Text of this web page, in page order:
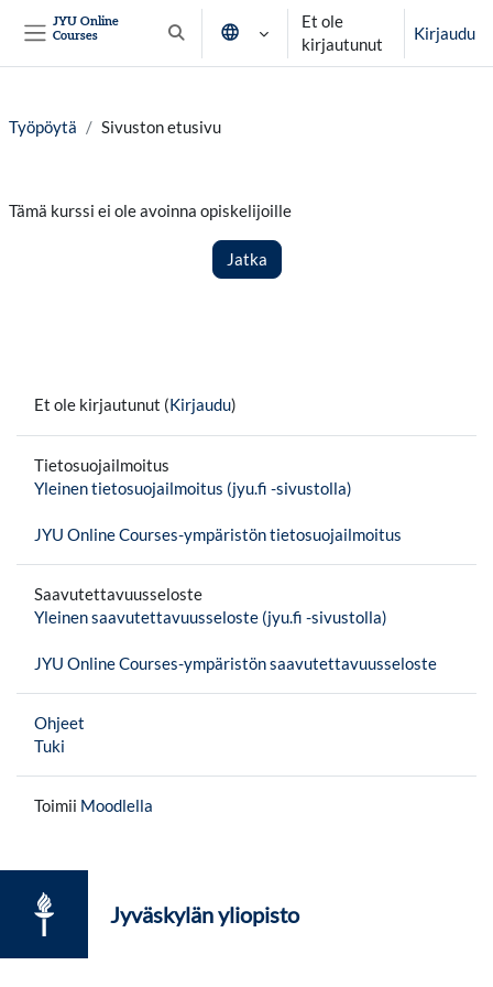
JYU Online
Courses
Vaihda hakusyöttöä
Et ole
kirjautunut
Kirjaudu
Työpöytä Sivuston etusivu
Tämä kurssi ei ole avoinna opiskelijoille
Jatka
Et ole kirjautunut (Kirjaudu)
Tietosuojailmoitus
Yleinen tietosuojailmoitus (jyu.fi -sivustolla)
JYU Online Courses-ympäristön tietosuojailmoitus
Saavutettavuusseloste
Yleinen saavutettavuusseloste (jyu.fi -sivustolla)
JYU Online Courses-ympäristön saavutettavuusseloste
Ohjeet
Tuki
Toimii Moodlella
Jyväskylän yliopisto